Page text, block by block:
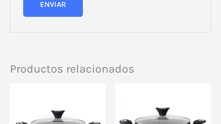
Productos relacionados